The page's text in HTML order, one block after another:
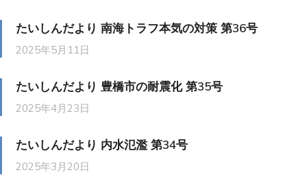
たいしんだより 南海トラフ本気の対策 第36号
2025年5月11日
たいしんだより 豊橋市の耐震化 第35号
2025年4月23日
たいしんだより 内水氾濫 第34号
2025年3月20日